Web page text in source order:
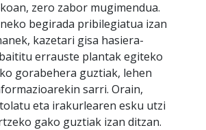
zero zabor mugimendua.
begirada pribilegiatua izan
kazetari gisa hasiera-
errauste plantak egiteko
gorabehera guztiak, lehen
sarri. Orain,
eta irakurlearen esku utzi
gako guztiak izan ditzan.